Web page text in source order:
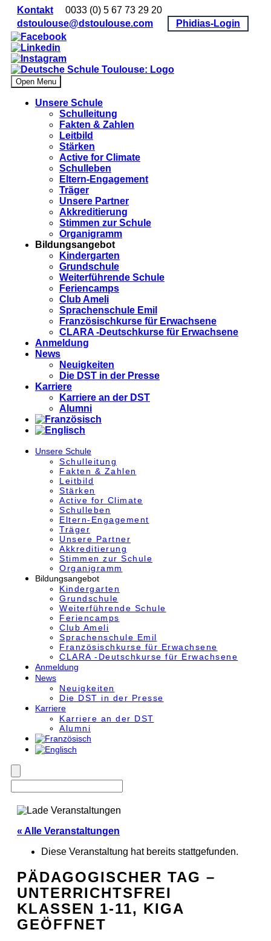
Kontakt
0033 (0) 5 67 73 29 20
dstoulouse@dstoulouse.com
Phidias-Login
Open Menu
Unsere Schule
Schulleitung
Fakten & Zahlen
Leitbild
Stärken
Active for Climate
Schulleben
Eltern-Engagement
Träger
Unsere Partner
Akkre­di­tier­ung
Stimmen zur Schule
Organigramm
Bildungsangebot
Kindergarten
Grundschule
Weiterführende Schule
Feriencamps
Club Ameli
Sprachenschule Emil
Französischkurse für Erwachsene
CLARA -Deutschkurse für Erwachsene
Anmeldung
News
Neuigkeiten
Die DST in der Presse
Karriere
Karriere an der DST
Alumni
Unsere Schule
Schulleitung
Fakten & Zahlen
Leitbild
Stärken
Active for Climate
Schulleben
Eltern-Engagement
Träger
Unsere Partner
Akkre­di­tier­ung
Stimmen zur Schule
Organigramm
Bildungsangebot
Kindergarten
Grundschule
Weiterführende Schule
Feriencamps
Club Ameli
Sprachenschule Emil
Französischkurse für Erwachsene
CLARA -Deutschkurse für Erwachsene
Anmeldung
News
Neuigkeiten
Die DST in der Presse
Karriere
Karriere an der DST
Alumni
« Alle Veranstaltungen
Diese Veranstaltung hat bereits stattgefunden.
PÄDAGOGISCHER TAG –
UNTERRICHTSFREI
KLASSEN 1-11, KIGA
GEÖFFNET